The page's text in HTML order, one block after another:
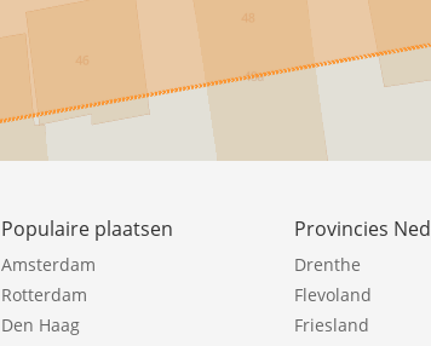
Populaire plaatsen
Amsterdam
Rotterdam
Den Haag
Provincies
Drenthe
Flevoland
Friesland